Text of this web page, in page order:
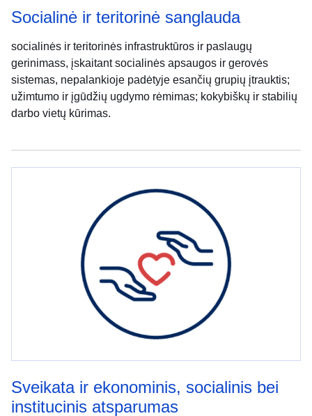
Socialinė ir teritorinė sanglauda
socialinės ir teritorinės infrastruktūros ir paslaugų
gerinimass, įskaitant socialinės apsaugos ir gerovės
sistemas, nepalankioje padėtyje esančių grupių įtrauktis;
užimtumo ir įgūdžių ugdymo rėmimas; kokybiškų ir stabilių
darbo vietų kūrimas.
Sveikata ir ekonominis, socialinis bei
institucinis atsparumas